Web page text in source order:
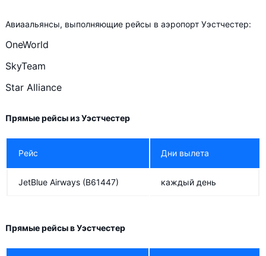
United Airlines
Scandinavian Airlines
Spirit Airlines
Lufthansa
Lufthansa
Аэрофлот
Silver Airways
Westjet
Авиаальянсы, выполняющие рейсы в аэропорт Уэстчестер:
OneWorld
SkyTeam
Star Alliance
Прямые рейсы из Уэстчестер
Рейс Дни вылета
JetBlue Airways (B61447) каждый день
Прямые рейсы в Уэстчестер